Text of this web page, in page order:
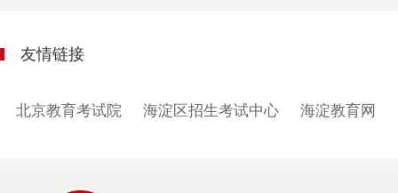
友情链接
北京教育考试院 海淀区招生考试中心 海淀教育网